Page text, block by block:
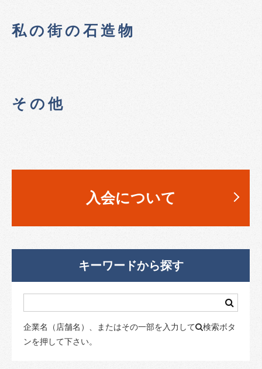
私の街の石造物
その他
入会について
キーワードから探す
企業名（店舗名）、またはその一部を入力して
検索ボタ
ンを押して下さい。